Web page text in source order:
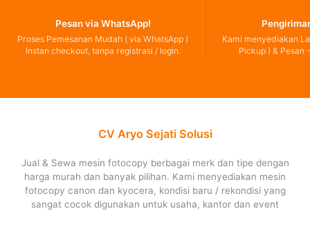
Pesan via WhatsApp!
Proses Pemesanan Mudah ( via WhatsApp )
Instan checkout, tanpa registrasi / login.
Kami menyediakan
Pickup ) & Pesan
CV Aryo Sejati Solusi
Jual & Sewa mesin fotocopy berbagai merk dan tipe dengan
harga murah dan banyak pilihan. Kami menyediakan mesin
fotocopy canon dan kyocera, kondisi baru / rekondisi yang
sangat cocok digunakan untuk usaha, kantor dan event